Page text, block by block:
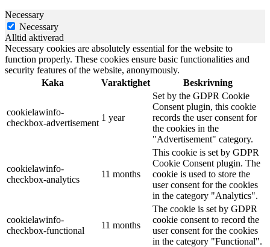
Necessary
Necessary
Alltid aktiverad
Necessary cookies are absolutely essential for the website to
function properly. These cookies ensure basic functionalities and
security features of the website, anonymously.
Kaka
Varaktighet Beskrivning
cookielawinfo-
checkbox-advertisement
1 year
Set by the GDPR Cookie
Consent plugin, this cookie
records the user consent for
the cookies in the
"Advertisement" category.
cookielawinfo-
checkbox-analytics
11 months
This cookie is set by GDPR
Cookie Consent plugin. The
cookie is used to store the
user consent for the cookies
in the category "Analytics".
cookielawinfo-
checkbox-functional
11 months
The cookie is set by GDPR
cookie consent to record the
user consent for the cookies
in the category "Functional".